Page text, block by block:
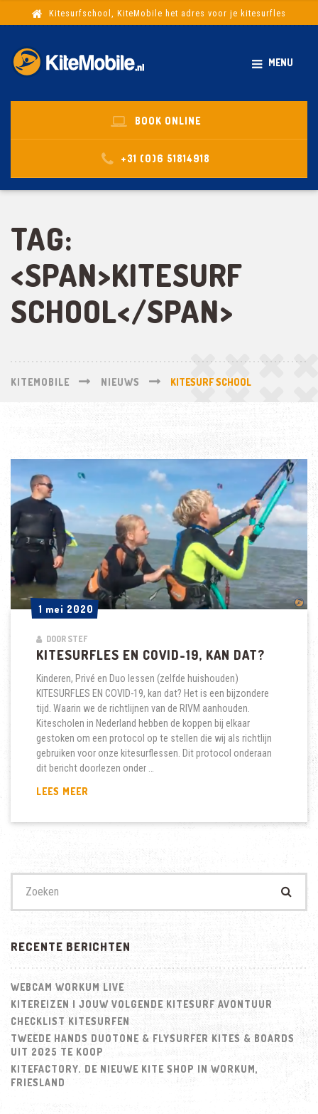
Kitesurfschool, KiteMobile het adres voor je kitesurfles
MENU
BOOK ONLINE
+31 (0)6 51814918
TAG:
<SPAN>KITESURF
SCHOOL</SPAN>
KITEMOBILE NIEUWS KITESURF SCHOOL
1 mei 2020
1 mei 2020
DOOR STEF
KITESURFLES EN COVID-19, KAN DAT?
Kinderen, Privé en Duo lessen (zelfde huishouden)
KITESURFLES EN COVID-19, kan dat? Het is een bijzondere
tijd. Waarin we de richtlijnen van de RIVM aanhouden.
Kitescholen in Nederland hebben de koppen bij elkaar
gestoken om een protocol op te stellen die wij als richtlijn
gebruiken voor onze kitesurflessen. Dit protocol onderaan
dit bericht doorlezen onder …
LEES MEER
DAT?
naar:
RECENTE BERICHTEN
WEBCAM WORKUM LIVE
KITEREIZEN | JOUW VOLGENDE KITESURF AVONTUUR
CHECKLIST KITESURFEN
TWEEDE HANDS DUOTONE & FLYSURFER KITES & BOARDS
UIT 2025 TE KOOP
KITEFACTORY. DE NIEUWE KITE SHOP IN WORKUM,
FRIESLAND